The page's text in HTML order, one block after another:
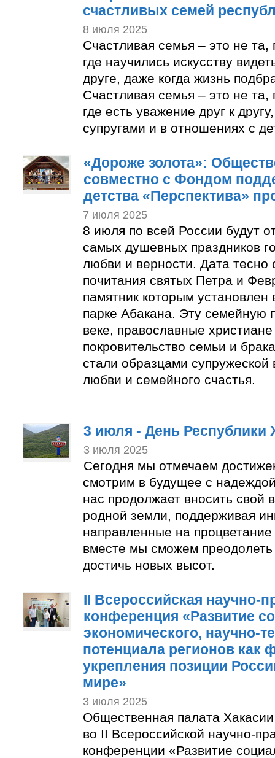
счастливых семей
8 июля 2025
Счастливая семья – это не та,
где научились искусству
друге, даже когда жизнь
Счастливая семья – это не та,
где есть уважение друг к
супругами и в отношениях с
«Дороже золота»:
совместно с Фондом
детства «Перспектива»
7 июля 2025
8 июля по всей России будут
самых душевных праздников
любви и верности. Дата тесно
почитания святых Петра и
памятник которым
парке Абакана. Эту семейную
веке, православные
покровительство семьи и
стали образцами супружеской
любви и семейного счастья.
3 июля - День Республики
3 июля 2025
Сегодня мы отмечаем
смотрим в будущее с
нас продолжает вносить свой
родной земли, поддерживая
направленные на
вместе мы сможем
достичь новых высот.
II Всероссийская научно-
конференция «Развитие
экономического, научно-
потенциала регионов как
укрепления позиции
мире»
3 июля 2025
Общественная палата
во II Всероссийской научно-
конференции «Развитие